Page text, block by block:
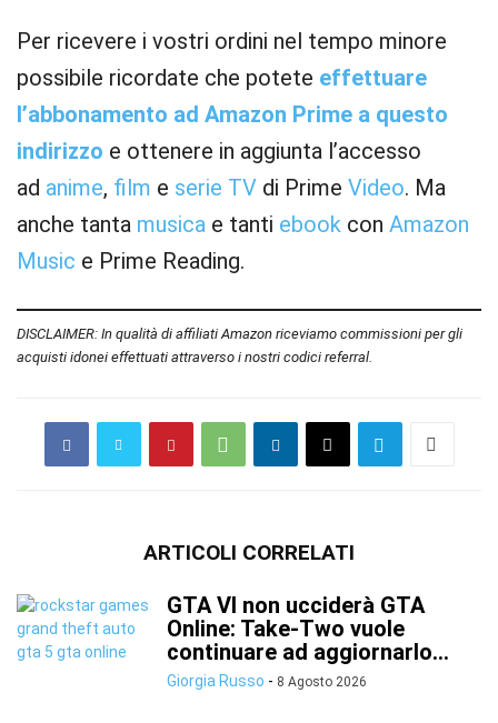
Per ricevere i vostri ordini nel tempo minore
possibile ricordate che potete effettuare
l’abbonamento ad Amazon Prime a questo
indirizzo e ottenere in aggiunta l’accesso
ad anime, film e serie TV di Prime Video. Ma
anche tanta musica e tanti ebook con Amazon
Music e Prime Reading.
DISCLAIMER: In qualità di affiliati Amazon riceviamo commissioni per gli
acquisti idonei effettuati attraverso i nostri codici referral.
ARTICOLI CORRELATI
GTA VI non ucciderà GTA
Online: Take-Two vuole
continuare ad aggiornarlo...
Giorgia Russo - 8 Agosto 2026